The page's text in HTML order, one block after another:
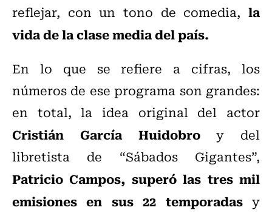
reflejar, con un tono de comedia, la
vida de la clase media del país.
En lo que se refiere a cifras, los
números de ese programa son grandes:
en total, la idea original del actor
Cristián García Huidobroy del
libretista de “Sábados Gigantes”,
Patricio Campos, superó las tres mil
emisiones en sus 22 temporadasy